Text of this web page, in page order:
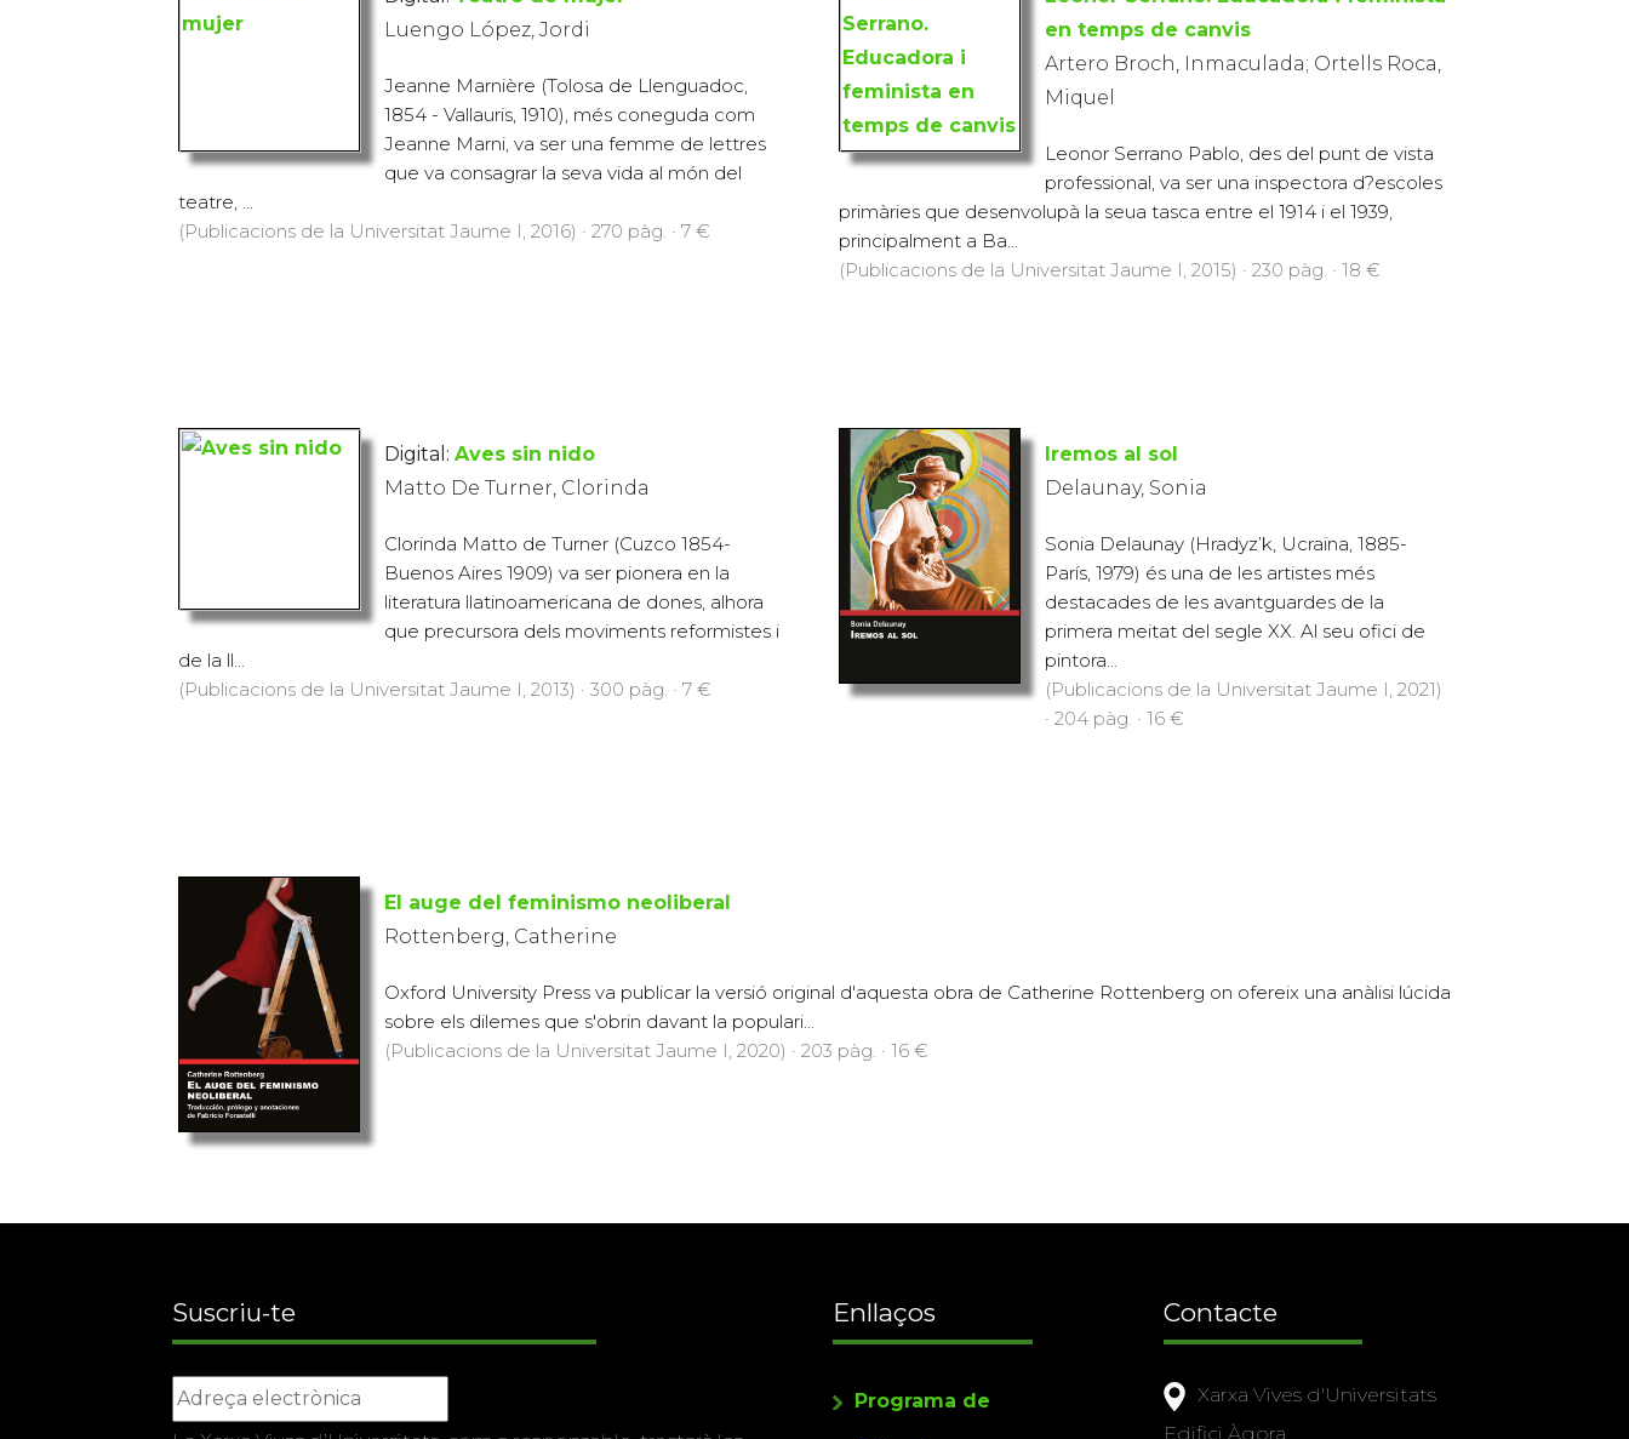
Luengo López, Jordi
Jeanne Marnière (Tolosa de Llenguadoc,
1854 - Vallauris, 1910), més coneguda com
Jeanne Marni, va ser una femme de lettres
que va consagrar la seva vida al món del
teatre, ...
(Publicacions de la Universitat Jaume I, 2016) · 270 pàg. · 7 €
en temps de canvis
Artero Broch, Inmaculada; Ortells Roca,
Miquel
Leonor Serrano Pablo, des del punt de vista
professional, va ser una inspectora d?escoles
primàries que desenvolupà la seua tasca entre el 1914 i el 1939,
principalment a Ba...
(Publicacions de la Universitat Jaume I, 2015) · 230 pàg. · 18 €
Digital: Aves sin nido
Matto De Turner, Clorinda
Clorinda Matto de Turner (Cuzco 1854-
Buenos Aires 1909) va ser pionera en la
literatura llatinoamericana de dones, alhora
que precursora dels moviments reformistes i
de la ll...
(Publicacions de la Universitat Jaume I, 2013) · 300 pàg. · 7 €
Iremos al sol
Delaunay, Sonia
Sonia Delaunay (Hradyz’k, Ucraïna, 1885-
París, 1979) és una de les artistes més
destacades de les avantguardes de la
primera meitat del segle XX. Al seu ofici de
pintora...
(Publicacions de la Universitat Jaume I, 2021)
· 204 pàg. · 16 €
El auge del feminismo neoliberal
Rottenberg, Catherine
Oxford University Press va publicar la versió original d'aquesta obra de Catherine Rottenberg on ofereix una anàlisi lúcida
sobre els dilemes que s'obrin davant la populari...
(Publicacions de la Universitat Jaume I, 2020) · 203 pàg. · 16 €
Suscriu-te Enllaços
Programa de
Contacte
Xarxa Vives d'Universitats
Edifici Àgora